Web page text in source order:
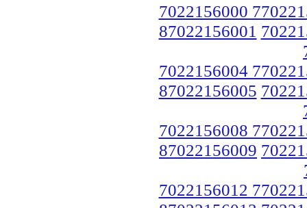
7022156000
87022156001
7022156004
87022156005
7022156008
87022156009
7022156012